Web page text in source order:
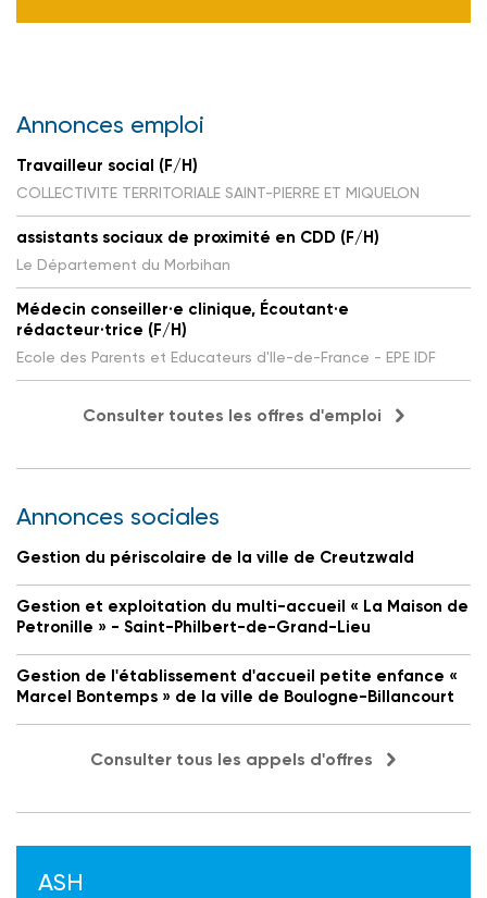
Annonces emploi
Travailleur social (F/H)
COLLECTIVITE TERRITORIALE SAINT-PIERRE ET MIQUELON
assistants sociaux de proximité en CDD (F/H)
Le Département du Morbihan
Médecin conseiller·e clinique, Écoutant·e
rédacteur·trice (F/H)
Ecole des Parents et Educateurs d'Ile-de-France - EPE IDF
Consulter toutes les offres d'emploi
Annonces sociales
Gestion du périscolaire de la ville de Creutzwald
Gestion et exploitation du multi-accueil « La Maison de
Petronille » - Saint-Philbert-de-Grand-Lieu
Gestion de l'établissement d'accueil petite enfance «
Marcel Bontemps » de la ville de Boulogne-Billancourt
Consulter tous les appels d'offres
ASH